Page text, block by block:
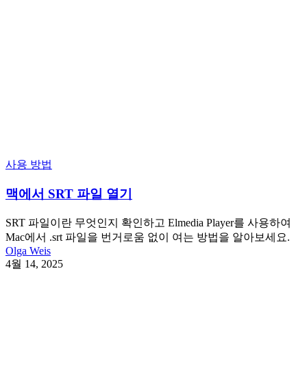
사용 방법
맥에서 SRT 파일 열기
SRT 파일이란 무엇인지 확인하고 Elmedia Player를 사용하여
Mac에서 .srt 파일을 번거로움 없이 여는 방법을 알아보세요.
Olga Weis
4월 14, 2025